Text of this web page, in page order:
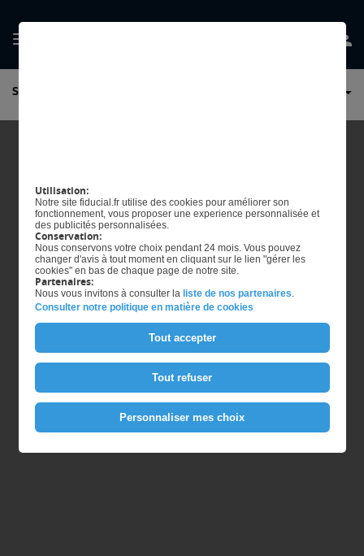
SOLUTIONS DE GESTION COMMERCIALE
Utilisation:
Notre site fiducial.fr utilise des cookies pour améliorer son
fonctionnement, vous proposer une experience personnalisée et
des publicités personnalisées.
Conservation:
Nous conservons votre choix pendant 24 mois. Vous pouvez
changer d'avis à tout moment en cliquant sur le lien "gérer les
cookies" en bas de chaque page de notre site.
Partenaires:
Nous vous invitons à consulter la liste de nos partenaires.
Consulter notre politique en matière de cookies
Tout accepter
Tout refuser
Personnaliser mes choix